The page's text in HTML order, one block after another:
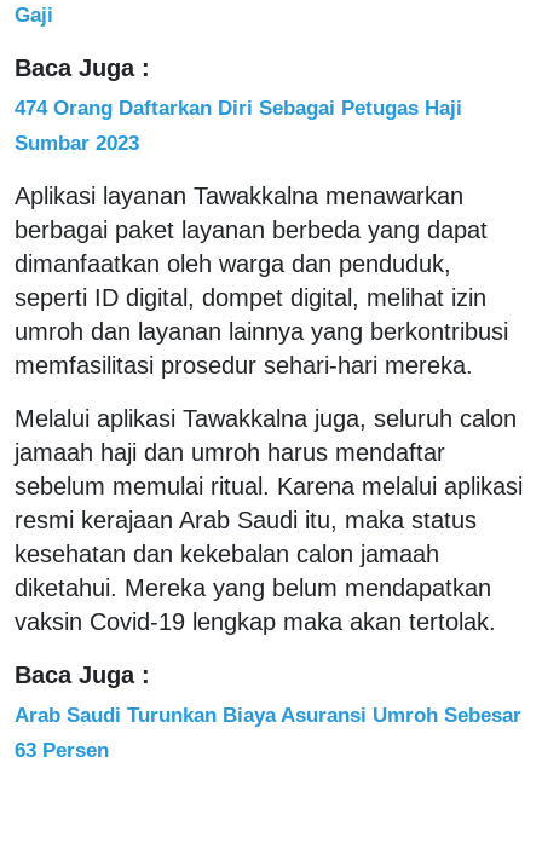
Gaji
Baca Juga :
474 Orang Daftarkan Diri Sebagai Petugas Haji
Sumbar 2023
Aplikasi layanan Tawakkalna menawarkan
berbagai paket layanan berbeda yang dapat
dimanfaatkan oleh warga dan penduduk,
seperti ID digital, dompet digital, melihat izin
umroh dan layanan lainnya yang berkontribusi
memfasilitasi prosedur sehari-hari mereka.
Melalui aplikasi Tawakkalna juga, seluruh calon
jamaah haji dan umroh harus mendaftar
sebelum memulai ritual. Karena melalui aplikasi
resmi kerajaan Arab Saudi itu, maka status
kesehatan dan kekebalan calon jamaah
diketahui. Mereka yang belum mendapatkan
vaksin Covid-19 lengkap maka akan tertolak.
Baca Juga :
Arab Saudi Turunkan Biaya Asuransi Umroh Sebesar
63 Persen